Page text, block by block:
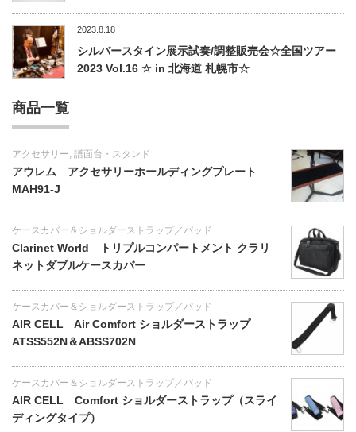
2023.8.18
シルバースタイン展示試奏/調整販売会☆全国ツアー
2023 Vol.16 ☆ in 北海道 札幌市☆
商品一覧
アクセサリー 譜面台・スタンド
アウレム アクセサリーホールディングプレート
MAH91-J
ケースカバー＆ショルダーストラップ／パッド
Clarinet World トリプルコンパートメント クラリ
ネットダブルケースカバー
ケースカバー＆ショルダーストラップ／パッド
AIR CELL Air Comfort ショルダーストラップ
ATSS552N＆ABSS702N
ケースカバー＆ショルダーストラップ／パッド
AIR CELL Comfort ショルダーストラップ（スライ
ディングタイプ）